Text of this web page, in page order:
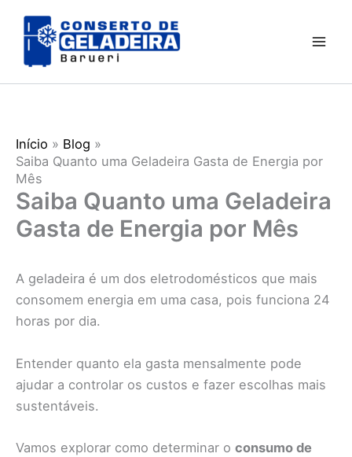
para
Início
Blog
Saiba Quanto uma Geladeira Gasta de Energia por
Mês
Saiba Quanto uma Geladeira
Gasta de Energia por Mês
A geladeira é um dos eletrodomésticos que mais
consomem energia em uma casa, pois funciona 24
horas por dia.
Entender quanto ela gasta mensalmente pode
ajudar a controlar os custos e fazer escolhas mais
sustentáveis.
Vamos explorar como determinar o consumo de